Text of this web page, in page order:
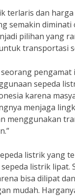
terlaris dan
semakin diminati
pilihan yang
transportasi
pengamat
sepeda
karena
menjaga
menggunakan
listrik yang
listrik lipat.
bisa dilipat
mudah.